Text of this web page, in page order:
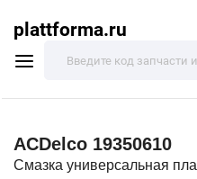
plattforma.ru
ACDelco 19350610
Смазка универсальная